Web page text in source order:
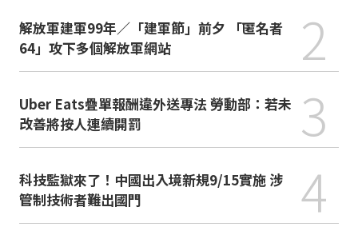
解放軍建軍99年／「建軍節」前夕 「匿名者
64」攻下多個解放軍網站
2
Uber Eats疊單報酬違外送專法 勞動部：若未
改善將按人連續開罰
3
科技監獄來了！中國出入境新規9/15實施 涉
管制技術者難出國門
4